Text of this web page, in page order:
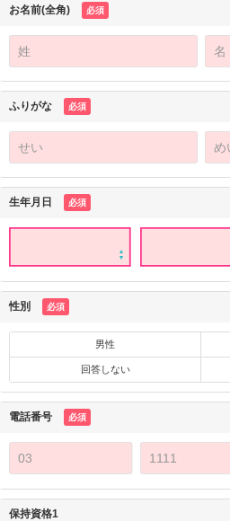
お名前(全角) 必須
ふりがな 必須
生年月日 必須
性別 必須
男性
回答しない
電話番号 必須
保持資格1